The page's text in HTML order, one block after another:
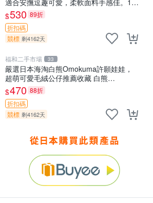
白色安撫熊 毛絨玩具 寶寶逗樂具
$530 89折
折扣碼
競標 剩4162天
福和二手市場 33
嚴選日本海淘白熊Omokuma許願娃娃，
超萌可愛毛絨公仔推薦收藏 白熊
Omokuma 毛絨玩具 偽裝娃娃 玩具擺飾
$470 88折
折扣碼
競標 剩4162天